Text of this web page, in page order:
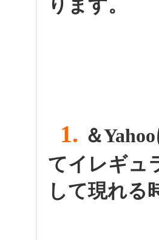
ります。
1. ＆
てイレギュ
して現れる